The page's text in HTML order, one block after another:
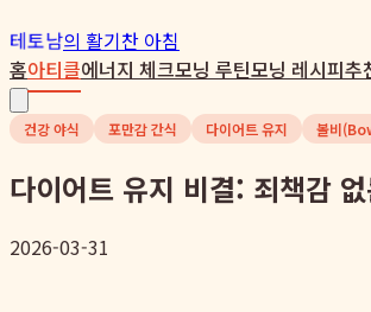
테토남의 활기찬 아침
홈아티클에너지 체크모닝 루틴모닝 레시피추
건강 야식 포만감 간식 다이어트 유지 볼비
다이어트 유지 비결: 죄책감
2026-03-31